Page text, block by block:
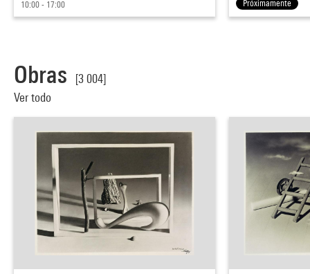
10:00 - 17:00
Próximamente
Obras
[3 004]
Ver todo